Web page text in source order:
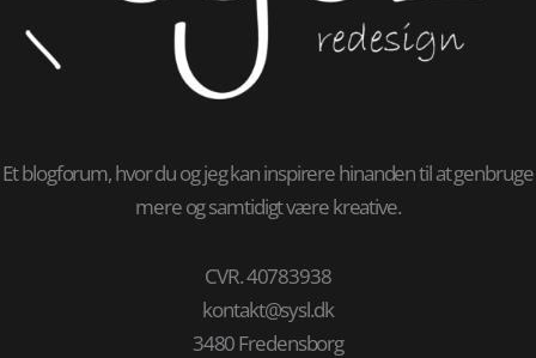
Et blogforum, hvor du og jeg kan inspirere hinanden til at genbruge
mere og samtidigt være kreative.
CVR. 40783938
kontakt@sysl.dk
3480 Fredensborg